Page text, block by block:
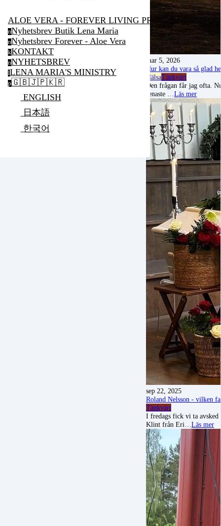
ALOE VERA - FOREVER LIVING PRODUCTS
nNyhetsbrev Butik Lena Maria
nNyhetsbrev Forever - Aloe Vera
kKONTAKT
nNYHETSBREV
lLENA MARIA'S MINISTRY
p🇬🇧🇯🇵🇰🇷
ENGLISH
日本語
한국어
mar 5, 2026
Hur kan du vara så glad
HälsaTänkvärt
Den frågan får jag ofta.
senaste … Läs mer
sep 22, 2025
Roland Nelsson - vilken
Tänkvärt
I fredags fick vi ta avsked
Klint från Eri… Läs mer